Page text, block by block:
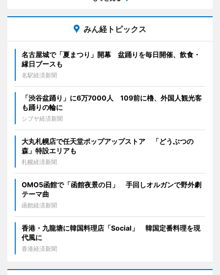
みん経トピックス
名古屋城で「夏まつり」開幕 盆踊りを毎日開催、飲食・
縁日ブースも
名駅経済新聞
「渋谷盆踊り」に6万7000人 109前に櫓、外国人観光客
も踊りの輪に
シブヤ経済新聞
大丸札幌店で任天堂ポップアップストア 「どうぶつの
森」特設エリアも
札幌経済新聞
OMO5函館で「函館夜景の日」 手回しオルガンで野外劇
テーマ曲
函館経済新聞
香港・九龍塘に韓国料理店「Social」 韓国定番料理を現
代風に
香港経済新聞